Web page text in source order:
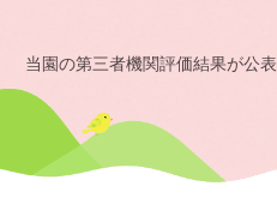
当園の第三者機関評価結果が公